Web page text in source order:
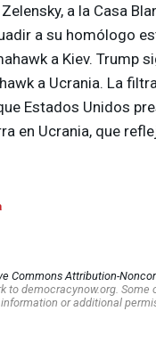
a la Casa
a su homólogo
a Kiev. Trump
a Ucrania. La
Estados Unidos
en Ucrania, que
Commons Attribution-
to democracynow.org.
or additional